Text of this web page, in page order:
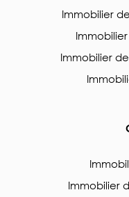
Immobilier
Immobilier
Immobilier